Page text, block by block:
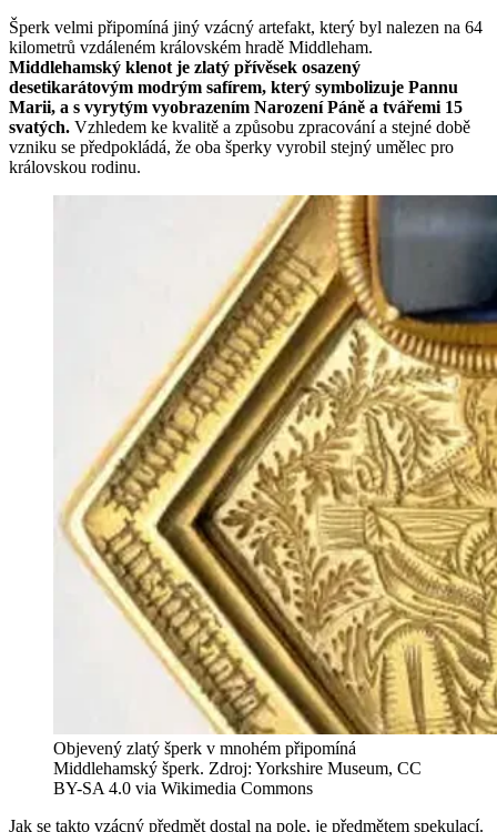
Šperk velmi připomíná jiný vzácný artefakt, který byl nalezen na 64
kilometrů vzdáleném královském hradě Middleham.
Middlehamský klenot je zlatý přívěsek osazený
desetikarátovým modrým safírem, který symbolizuje Pannu
Marii, a s vyrytým vyobrazením Narození Páně a tvářemi 15
svatých. Vzhledem ke kvalitě a způsobu zpracování a stejné době
vzniku se předpokládá, že oba šperky vyrobil stejný umělec pro
královskou rodinu.
Objevený zlatý šperk v mnohém připomíná
Middlehamský šperk. Zdroj: Yorkshire Museum, CC
BY-SA 4.0 via Wikimedia Commons
Jak se takto vzácný předmět dostal na pole, je předmětem spekulací.